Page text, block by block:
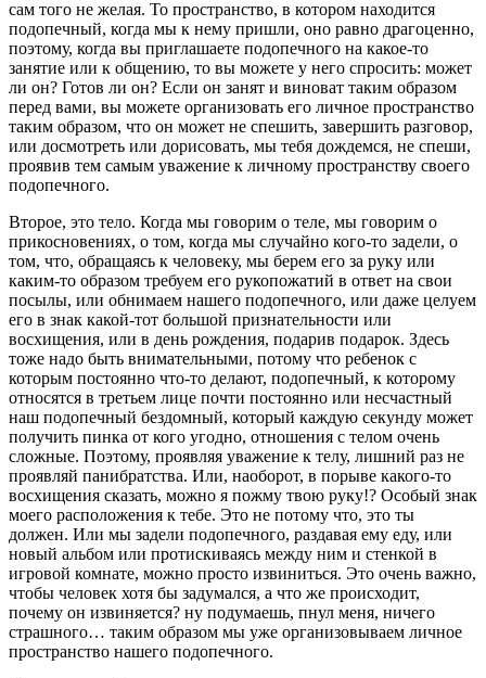
сам того не желая. То пространство, в котором находится
подопечный, когда мы к нему пришли, оно равно драгоценно,
поэтому, когда вы приглашаете подопечного на какое-то
занятие или к общению, то вы можете у него спросить: может
ли он? Готов ли он? Если он занят и виноват таким образом
перед вами, вы можете организовать его личное пространство
таким образом, что он может не спешить, завершить разговор,
или досмотреть или дорисовать, мы тебя дождемся, не спеши,
проявив тем самым уважение к личному пространству своего
подопечного.
Второе, это тело. Когда мы говорим о теле, мы говорим о
прикосновениях, о том, когда мы случайно кого-то задели, о
том, что, обращаясь к человеку, мы берем его за руку или
каким-то образом требуем его рукопожатий в ответ на свои
посылы, или обнимаем нашего подопечного, или даже целуем
его в знак какой-тот большой признательности или
восхищения, или в день рождения, подарив подарок. Здесь
тоже надо быть внимательными, потому что ребенок с
которым постоянно что-то делают, подопечный, к которому
относятся в третьем лице почти постоянно или несчастный
наш подопечный бездомный, который каждую секунду может
получить пинка от кого угодно, отношения с телом очень
сложные. Поэтому, проявляя уважение к телу, лишний раз не
проявляй панибратства. Или, наоборот, в порыве какого-то
восхищения сказать, можно я пожму твою руку!? Особый знак
моего расположения к тебе. Это не потому что, это ты
должен. Или мы задели подопечного, раздавая ему еду, или
новый альбом или протискиваясь между ним и стенкой в
игровой комнате, можно просто извиниться. Это очень важно,
чтобы человек хотя бы задумался, а что же происходит,
почему он извиняется? ну подумаешь, пнул меня, ничего
страшного… таким образом мы уже организовываем личное
пространство нашего подопечного.